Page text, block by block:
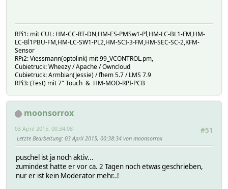
RPi1: mit CUL: HM-CC-RT-DN,HM-ES-PMSw1-Pl,HM-LC-BL1-FM,HM-
LC-Bl1PBU-FM,HM-LC-SW1-PL2,HM-SCI-3-FM,HM-SEC-SC-2,KFM-
Sensor
RPi2: Viessmann(optolink) mit 99_VCONTROL.pm,
Cubietruck: Wheezy / Apache / Owncloud
Cubietruck: Armbian(Jessie) / fhem 5.7 / LMS 7.9
RPi3: (Test) mit 7" Touch & HM-MOD-RPI-PCB
moonsorrox
#51
03 April 2015, 00:34:08
Letzte Bearbeitung: 03 April 2015, 00:38:34 von moonsorrox
puschel ist ja noch aktiv...
zumindest hatte er vor ca. 2 Tagen noch etwas geschrieben,
nur er ist kein Moderator mehr..!